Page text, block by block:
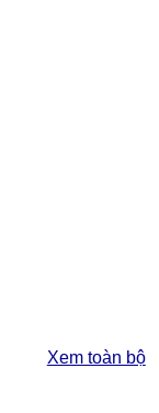
Xem toàn bộ